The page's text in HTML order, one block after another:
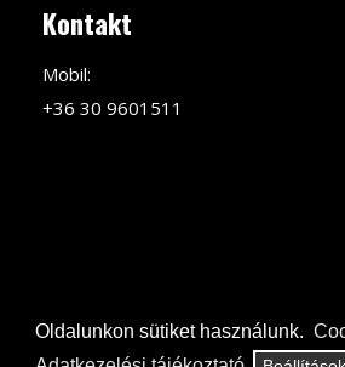
Oldalunkon sütiket használunk.
Kontakt
Mobil:
+36 30 9601511
Adatvédelmi tájékoztató és jogi